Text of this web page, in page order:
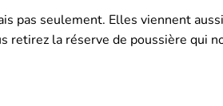
pas seulement. Elles viennent
retirez la réserve de poussière qui